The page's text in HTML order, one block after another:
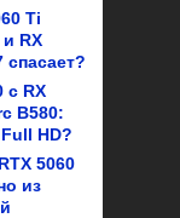
Ti
и RX
спасает?
с RX
B580:
HD?
5060
из